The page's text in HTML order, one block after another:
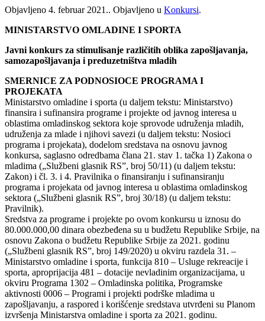
Objavljeno 4. februar 2021.. Objavljeno u Konkursi.
MINISTARSTVO OMLADINE I SPORTA
Javni konkurs za stimulisanje različitih oblika zapošljavanja,
samozapošljavanja i preduzetništva mladih
SMERNICE ZA PODNOSIOCE PROGRAMA I
PROJEKATA
Ministarstvo omladine i sporta (u daljem tekstu: Ministarstvo)
finansira i sufinansira programe i projekte od javnog interesa u
oblastima omladinskog sektora koje sprovode udruženja mladih,
udruženja za mlade i njihovi savezi (u daljem tekstu: Nosioci
programa i projekata), dodelom sredstava na osnovu javnog
konkursa, saglasno odredbama člana 21. stav 1. tačka 1) Zakona o
mladima („Službeni glasnik RS”, broj 50/11) (u daljem tekstu:
Zakon) i čl. 3. i 4. Pravilnika o finansiranju i sufinansiranju
programa i projekata od javnog interesa u oblastima omladinskog
sektora („Službeni glasnik RS”, broj 30/18) (u daljem tekstu:
Pravilnik).
Sredstva za programe i projekte po ovom konkursu u iznosu do
80.000.000,00 dinara obezbeđena su u budžetu Republike Srbije, na
osnovu Zakona o budžetu Republike Srbije za 2021. godinu
(„Službeni glasnik RS”, broj 149/2020) u okviru razdela 31. –
Ministarstvo omladine i sporta, funkcija 810 – Usluge rekreacije i
sporta, aproprijacija 481 – dotacije nevladinim organizacijama, u
okviru Programa 1302 – Omladinska politika, Programske
aktivnosti 0006 – Programi i projekti podrške mladima u
zapošljavanju, a raspored i korišćenje sredstava utvrđeni su Planom
izvršenja Ministarstva omladine i sporta za 2021. godinu.